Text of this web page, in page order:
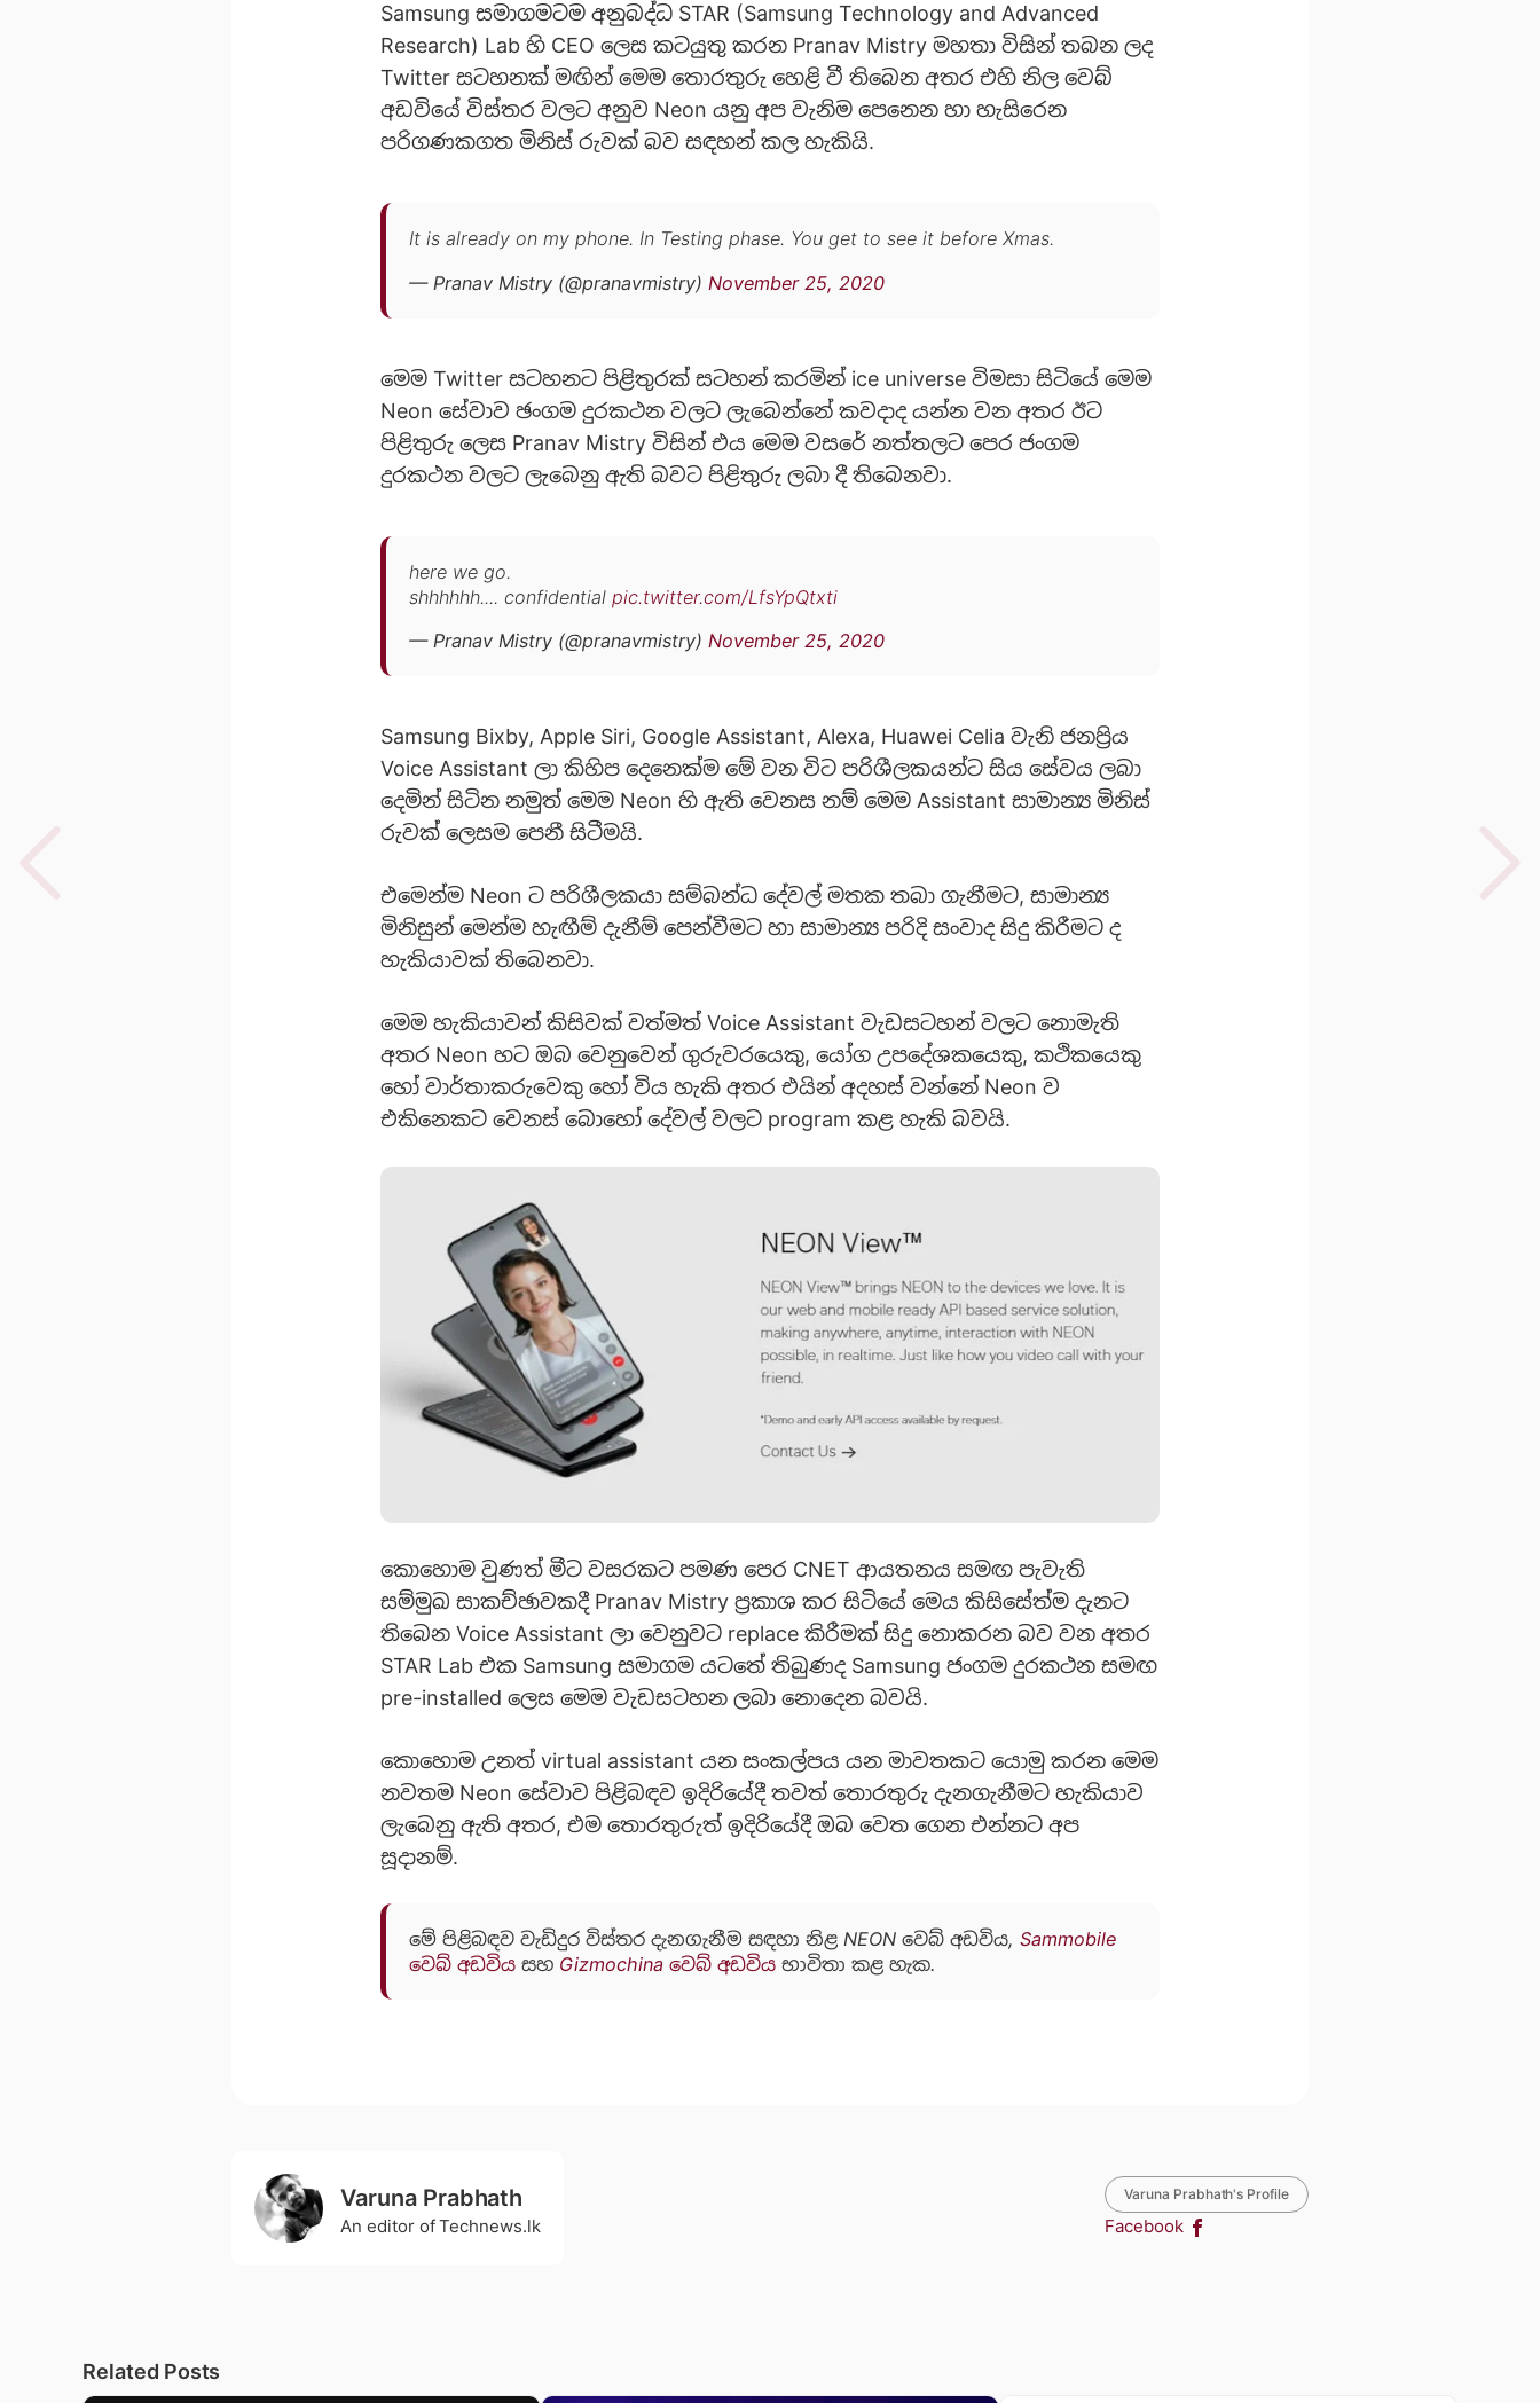
Samsung සමාගමටම අනුබද්ධ STAR (Samsung Technology and Advanced
Research) Lab හි CEO ලෙස කටයුතු කරන Pranav Mistry මහතා විසින් තබන ලද
Twitter සටහනක් මඟින් මෙම තොරතුරු හෙළි වී තිබෙන අතර එහි නිල වෙබ්
අඩවියේ විස්තර වලට අනුව Neon යනු අප වැනිම පෙනෙන හා හැසිරෙන
පරිගණකගත මිනිස් රුවක් බව සඳහන් කල හැකියි.
It is already on my phone. In Testing phase. You get to see it before Xmas.
— Pranav Mistry (@pranavmistry) November 25, 2020
මෙම Twitter සටහනට පිළිතුරක් සටහන් කරමින් ice universe විමසා සිටියේ මෙම
Neon සේවාව ඡංගම දුරකථන වලට ලැබෙන්නේ කවදාද යන්න වන අතර ඊට
පිළිතුරු ලෙස Pranav Mistry විසින් එය මෙම වසරේ නත්තලට පෙර ජංගම
දුරකථන වලට ලැබෙනු ඇති බවට පිළිතුරු ලබා දී තිබෙනවා.
here we go.
shhhhhh.... confidential pic.twitter.com/LfsYpQtxti
— Pranav Mistry (@pranavmistry) November 25, 2020
Samsung Bixby, Apple Siri, Google Assistant, Alexa, Huawei Celia වැනි ජනප්‍රිය
Voice Assistant ලා කිහිප දෙනෙක්ම මේ වන විට පරිශීලකයන්ට සිය සේවය ලබා
දෙමින් සිටින නමුත් මෙම Neon හි ඇති වෙනස නම් මෙම Assistant සාමාන්‍ය මිනිස්
රුවක් ලෙසම පෙනී සිටීමයි.
එමෙන්ම Neon ට පරිශීලකයා සම්බන්ධ දේවල් මතක තබා ගැනීමට, සාමාන්‍ය
මිනිසුන් මෙන්ම හැඟීම් දැනීම් පෙන්වීමට හා සාමාන්‍ය පරිදි සංවාද සිදු කිරීමට ද
හැකියාවක් තිබෙනවා.
මෙම හැකියාවන් කිසිවක් වත්මත් Voice Assistant වැඩසටහන් වලට නොමැති
අතර Neon හට ඔබ වෙනුවෙන් ගුරුවරයෙකු, යෝග උපදේශකයෙකු, කථිකයෙකු
හෝ වාර්තාකරුවෙකු හෝ විය හැකි අතර එයින් අදහස් වන්නේ Neon ව
එකිනෙකට වෙනස් බොහෝ දේවල් වලට program කළ හැකි බවයි.
කොහොම වුණත් මීට වසරකට පමණ පෙර CNET ආයතනය සමඟ පැවැති
සම්මුඛ සාකච්ඡාවකදී Pranav Mistry ප්‍රකාශ කර සිටියේ මෙය කිසිසේත්ම දැනට
තිබෙන Voice Assistant ලා වෙනුවට replace කිරීමක් සිදු නොකරන බව වන අතර
STAR Lab එක Samsung සමාගම යටතේ තිබුණද Samsung ජංගම දුරකථන සමඟ
pre-installed ලෙස මෙම වැඩසටහන ලබා නොදෙන බවයි.
කොහොම උනත් virtual assistant යන සංකල්පය යන මාවතකට යොමු කරන මෙම
නවතම Neon සේවාව පිළිබඳව ඉදිරියේදී තවත් තොරතුරු දැනගැනීමට හැකියාව
ලැබෙනු ඇති අතර, එම තොරතුරුත් ඉදිරියේදී ඔබ වෙත ගෙන එන්නට අප
සූදානම්.
මේ පිළිබඳව වැඩිදුර විස්තර දැනගැනීම සඳහා නිළ NEON වෙබ් අඩවිය, Sammobile
වෙබ් අඩවිය සහ Gizmochina වෙබ් අඩවිය භාවිතා කළ හැක.
Varuna Prabhath
An editor of Technews.lk
Varuna Prabhath's Profile
Facebook
Related Posts